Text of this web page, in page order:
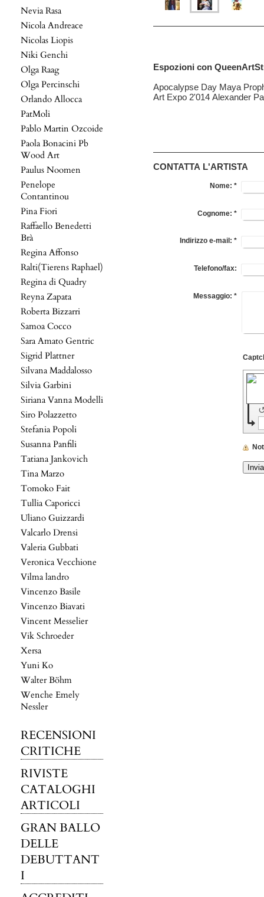
Nevia Rasa
Nicola Andreace
Nicolas Liopis
Niki Genchi
Olga Raag
Olga Percinschi
Orlando Allocca
PatMoli
Pablo Martin Ozcoide
Paola Bonacini Pb
Wood Art
Paulus Noomen
Penelope
Contantinou
Pina Fiori
Raffaello Benedetti
Brà
Regina Affonso
Ralti(Tierens Raphael)
Regina di Quadry
Reyna Zapata
Roberta Bizzarri
Samoa Cocco
Sara Amato Gentric
Sigrid Plattner
Silvana Maddalosso
Silvia Garbini
Siriana Vanna Modelli
Siro Polazzetto
Stefania Popoli
Susanna Panfili
Tatiana Jankovich
Tina Marzo
Tomoko Fait
Tullia Caporicci
Uliano Guizzardi
Valcarlo Drensi
Valeria Gubbati
Veronica Vecchione
Vilma landro
Vincenzo Basile
Vincenzo Biavati
Vincent Messelier
Vik Schroeder
Xersa
Yuni Ko
Walter Böhm
Wenche Emely
Nessler
RECENSIONI
CRITICHE
RIVISTE
CATALOGHI
ARTICOLI
GRAN BALLO
DELLE
DEBUTTANT
I
Espozioni con
Apocalypse Day Maya
Art Expo 2'014 Alexander
CONTATTA L'ARTISTA
Nome: *
Cognome: *
Indirizzo e-mail: *
Telefono/fax:
Messaggio: *